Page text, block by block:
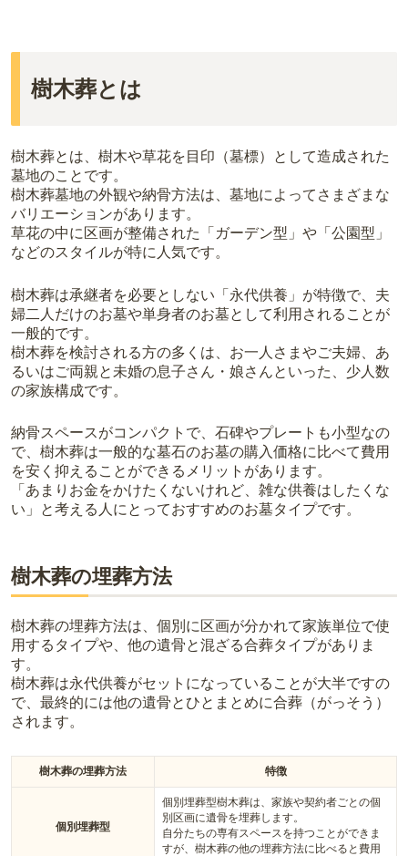
樹木葬とは
樹木葬とは、樹木や草花を目印（墓標）として造成された
墓地のことです。
樹木葬墓地の外観や納骨方法は、墓地によってさまざまな
バリエーションがあります。
草花の中に区画が整備された「ガーデン型」や「公園型」
などのスタイルが特に人気です。
樹木葬は承継者を必要としない「永代供養」が特徴で、夫
婦二人だけのお墓や単身者のお墓として利用されることが
一般的です。
樹木葬を検討される方の多くは、お一人さまやご夫婦、あ
るいはご両親と未婚の息子さん・娘さんといった、少人数
の家族構成です。
納骨スペースがコンパクトで、石碑やプレートも小型なの
で、樹木葬は一般的な墓石のお墓の購入価格に比べて費用
を安く抑えることができるメリットがあります。
「あまりお金をかけたくないけれど、雑な供養はしたくな
い」と考える人にとっておすすめのお墓タイプです。
樹木葬の埋葬方法
樹木葬の埋葬方法は、個別に区画が分かれて家族単位で使
用するタイプや、他の遺骨と混ざる合葬タイプがありま
す。
樹木葬は永代供養がセットになっていることが大半ですの
で、最終的には他の遺骨とひとまとめに合葬（がっそう）
されます。
樹木葬の埋葬方法 特徴
個別埋葬型
個別埋葬型樹木葬は、家族や契約者ごとの個
別区画に遺骨を埋葬します。
自分たちの専有スペースを持つことができま
すが、樹木葬の他の埋葬方法に比べると費用